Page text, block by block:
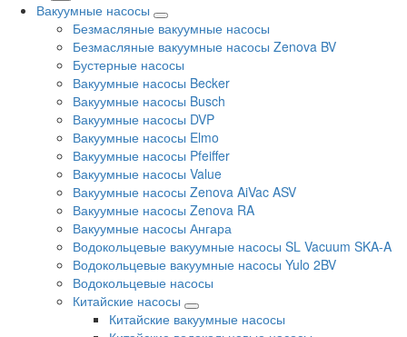
Вакуумные насосы
Безмасляные вакуумные насосы
Безмасляные вакуумные насосы Zenova BV
Бустерные насосы
Вакуумные насосы Becker
Вакуумные насосы Busch
Вакуумные насосы DVP
Вакуумные насосы Elmo
Вакуумные насосы Pfeiffer
Вакуумные насосы Value
Вакуумные насосы Zenova AiVac ASV
Вакуумные насосы Zenova RA
Вакуумные насосы Ангара
Водокольцевые вакуумные насосы SL Vacuum SKA-A
Водокольцевые вакуумные насосы Yulo 2BV
Водокольцевые насосы
Китайские насосы
Китайские вакуумные насосы